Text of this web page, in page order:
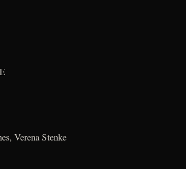
Verena Stenke